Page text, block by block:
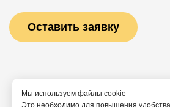
Мы используем файлы cookie
Это необходимо для повышения